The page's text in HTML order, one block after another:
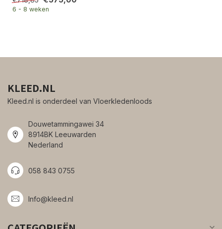
6 - 8 weken
KLEED.NL
Kleed.nl is onderdeel van Vloerkledenloods
Douwetammingawei 34
8914BK Leeuwarden
Nederland
058 843 0755
Info@kleed.nl